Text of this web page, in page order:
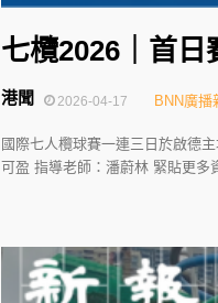
七欖2026｜首
2026-04-17
港聞 BNN廣播
國際七人欖球賽一連三日於啟德
可盈 指導老師：潘蔚林 緊貼更多